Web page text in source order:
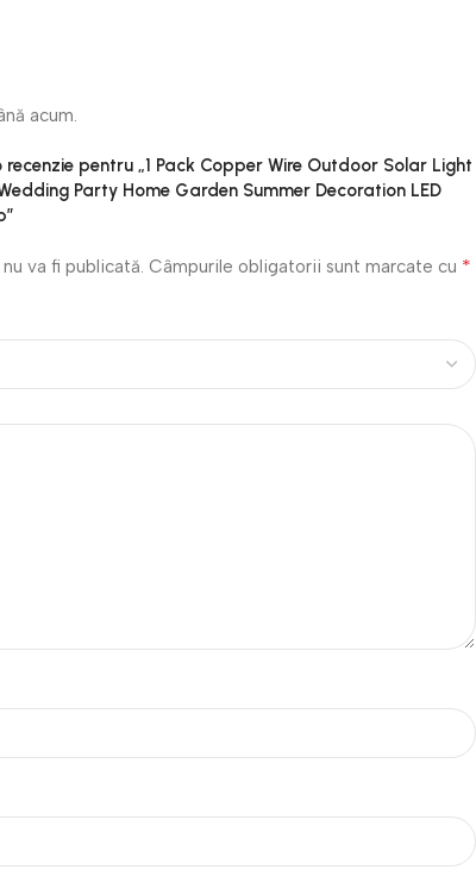
acum.
recenzie pentru „1 Pack Copper Wire Outdoor Solar Light
Party Home Garden Summer Decoration LED
va fi publicată. Câmpurile obligatorii sunt marcate cu *